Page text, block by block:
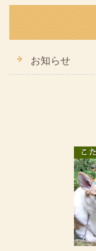
お知らせ